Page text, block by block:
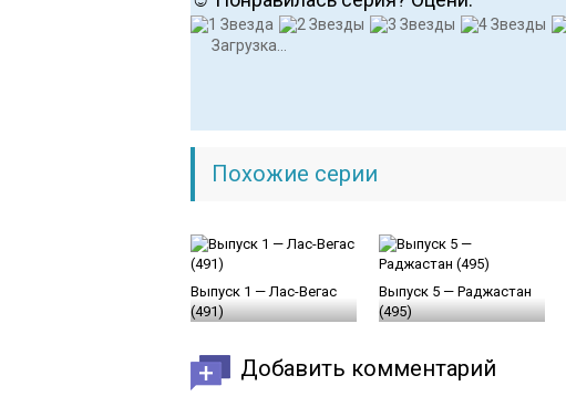
Загрузка...
Похожие серии
Выпуск 1 — Лас-Вегас
(491)
Выпуск 5 — Раджастан
(495)
Добавить комментарий